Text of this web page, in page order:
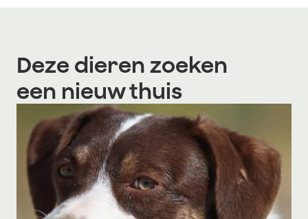
Deze dieren zoeken
een nieuw thuis